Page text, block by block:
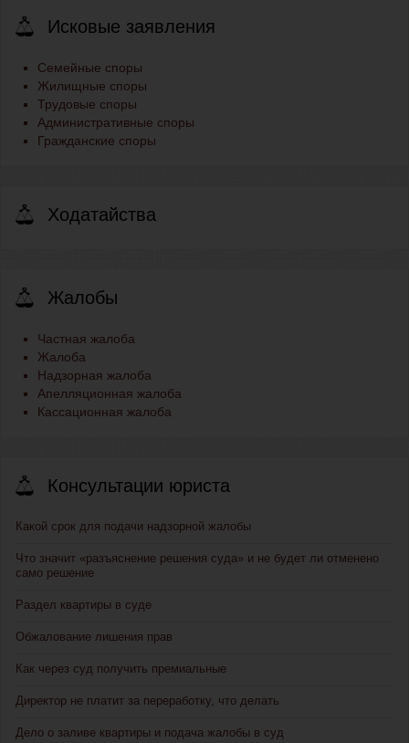
Исковые заявления
Семейные споры
Жилищные споры
Трудовые споры
Административные споры
Гражданские споры
Ходатайства
Жалобы
Частная жалоба
Жалоба
Надзорная жалоба
Апелляционная жалоба
Кассационная жалоба
Консультации юриста
Какой срок для подачи надзорной жалобы
Что значит «разъяснение решения суда» и не будет ли отменено
само решение
Раздел квартиры в суде
Обжалование лишения прав
Как через суд получить премиальные
Директор не платит за переработку, что делать
Дело о заливе квартиры и подача жалобы в суд